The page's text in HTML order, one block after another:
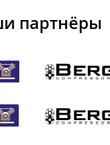
партнёры